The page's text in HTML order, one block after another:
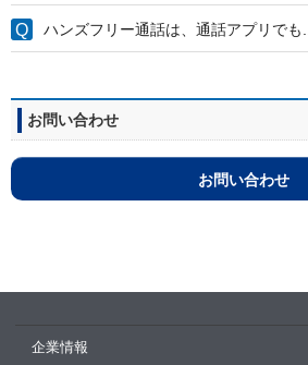
ハンズフリー通話は、通話アプリでも...
お問い合わせ
お問い合わせ
企業情報